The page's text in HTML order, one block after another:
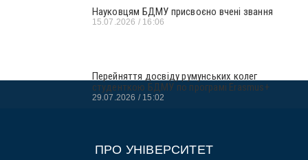
Науковцям БДМУ присвоєно вчені звання
15.07.2026 16:06
Перейняття досвіду румунських колег
студенткою БДМУ по програмі Erasmus+
29.07.2026 15:02
ПРО УНІВЕРСИТЕТ